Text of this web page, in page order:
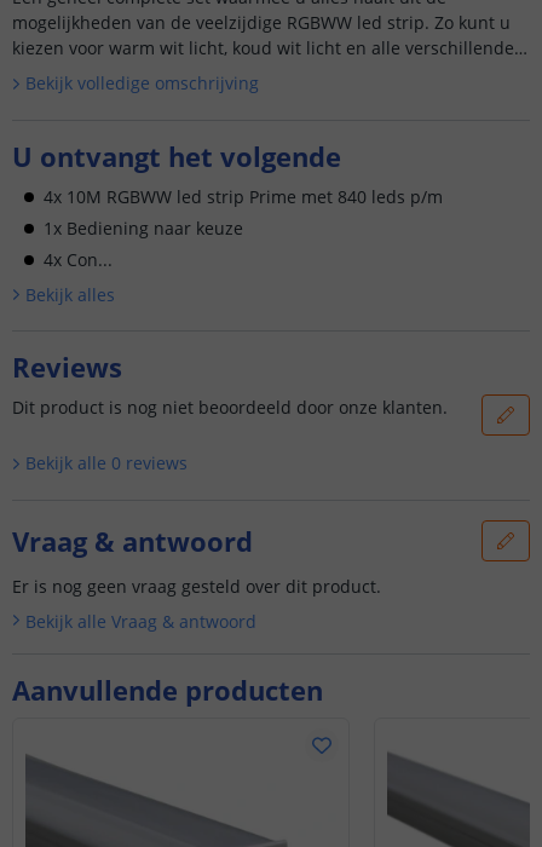
mogelijkheden van de veelzijdige RGBWW led strip. Zo kunt u
kiezen voor warm wit licht, koud wit licht en alle verschillende
k...Bekijk volledige omschrijving
U ontvangt het volgende
4x 10M RGBWW led strip Prime met 840 leds p/m
1x Bediening naar keuze
4x Con...
Bekijk alles
Aanvullende producten
Reviews
Dit product is nog niet beoordeeld door onze klanten.
Bekijk alle 0 reviews
Vraag & antwoord
Er is nog geen vraag gesteld over dit product.
Bekijk alle Vraag & antwoord